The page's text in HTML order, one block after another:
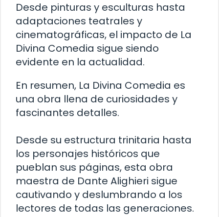
Desde pinturas y esculturas hasta
adaptaciones teatrales y
cinematográficas, el impacto de La
Divina Comedia sigue siendo
evidente en la actualidad.
En resumen, La Divina Comedia es
una obra llena de curiosidades y
fascinantes detalles.
Desde su estructura trinitaria hasta
los personajes históricos que
pueblan sus páginas, esta obra
maestra de Dante Alighieri sigue
cautivando y deslumbrando a los
lectores de todas las generaciones.